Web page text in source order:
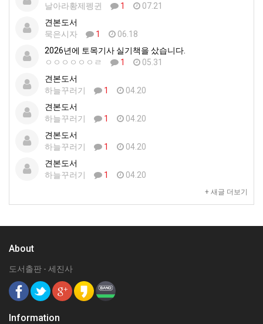
날아라황제펭귄
1
07.21
견본도서
묵은시자
1
06.18
2026년에 토목기사 실기책을 샀습니다.
ㅇㅇㅇㅇㅇㅇㄹ
1
05.31
견본도서
하늘꾸러기
1
04.20
견본도서
하늘꾸러기
1
04.20
견본도서
하늘꾸러기
1
04.20
견본도서
하늘꾸러기
1 04.20
+ 새글 더보기
About
도서출판 - 세진사
Information